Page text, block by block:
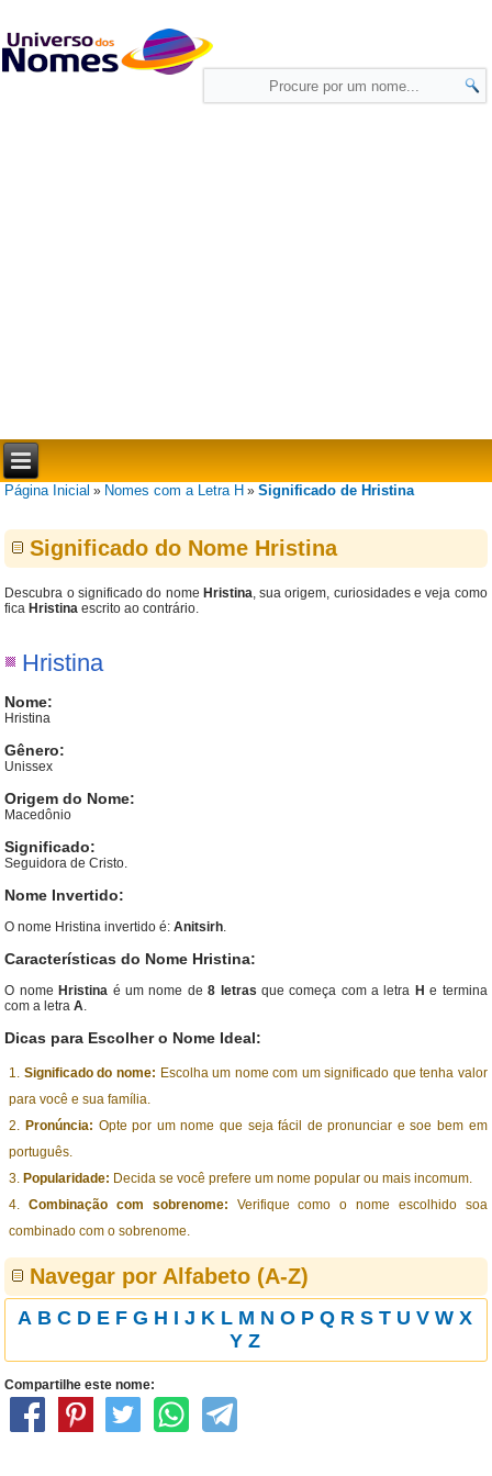
Página Inicial » Nomes com a Letra H »Significado de Hristina
Significado do Nome Hristina
Descubra o significado do nome Hristina, sua origem, curiosidades e veja como
fica Hristina escrito ao contrário.
Hristina
Nome:
Hristina
Gênero:
Unissex
Origem do Nome:
Macedônio
Significado:
Seguidora de Cristo.
Nome Invertido:
O nome Hristina invertido é:Anitsirh.
Características do Nome Hristina:
O nome Hristina é um nome de8 letras que começa com a letra H e termina
com a letraA.
Dicas para Escolher o Nome Ideal:
Significado do nome: Escolha um nome com um significado que tenha valor
para você e sua família.
Pronúncia: Opte por um nome que seja fácil de pronunciar e soe bem em
português.
Popularidade: Decida se você prefere um nome popular ou mais incomum.
Combinação com sobrenome: Verifique como o nome escolhido soa
combinado com o sobrenome.
Navegar por Alfabeto (A-Z)
A B C D E F G H I J K L M N O P Q R S T U V W X
Y Z
Compartilhe este nome: